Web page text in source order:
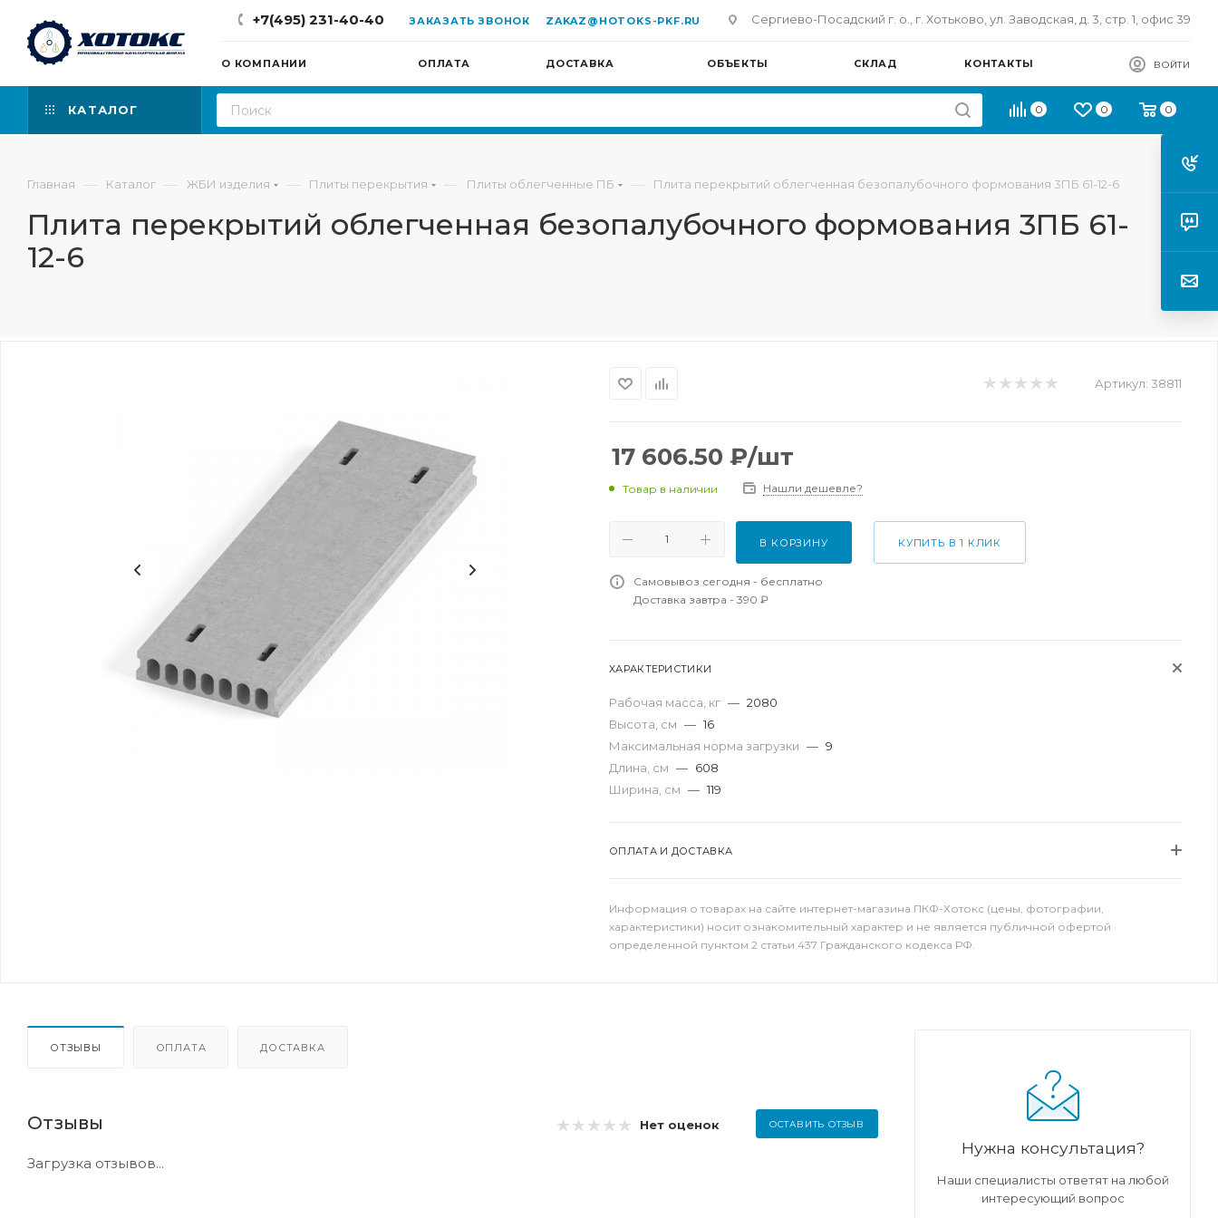
+7(495) 231-40-40 ЗАКАЗАТЬ ЗВОНОК ZAKAZ@HOTOKS-PKF.RU Сергиево-Посадский г. о., г. Хотьково, ул. Заводская, д. 3, стр. 1, офис 39
О КОМПАНИИ ОПЛАТА ДОСТАВКА ОБЪЕКТЫ СКЛАД КОНТАКТЫ ВОЙТИ
КАТАЛОГ 0 0 0
Главная — Каталог — ЖБИ изделия — Плиты перекрытия — Плиты облегченные ПБ — Плита перекрытий облегченная безопалубочного формования 3ПБ 61-12-6
Плита перекрытий облегченная безопалубочного формования 3ПБ 61-
12-6
Артикул: 38811
17 606.50 ₽/шт
Товар в наличии Нашли дешевле?
В КОРЗИНУ КУПИТЬ В 1 КЛИК
Самовывоз сегодня - бесплатно
Доставка завтра - 390 ₽
ХАРАКТЕРИСТИКИ
Рабочая масса, кг — 2080
Высота, см — 16
Максимальная норма загрузки — 9
Длина, см — 608
Ширина, см — 119
ОПЛАТА И ДОСТАВКА
Информация о товарах на сайте интернет-магазина ПКФ-Хотокс (цены, фотографии,
характеристики) носит ознакомительный характер и не является публичной офертой
определенной пунктом 2 статьи 437 Гражданского кодекса РФ.
ОТЗЫВЫ ОПЛАТА ДОСТАВКА
Отзывы Нет оценок ОСТАВИТЬ ОТЗЫВ
Загрузка отзывов...
Нужна консультация?
Наши специалисты ответят на любой
интересующий вопрос